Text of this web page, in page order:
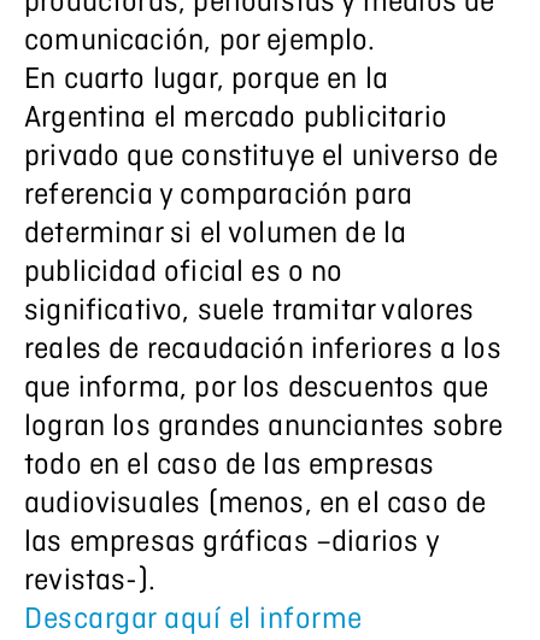
comunicación, por ejemplo.
En cuarto lugar, porque en la
Argentina el mercado publicitario
privado que constituye el universo de
referencia y comparación para
determinar si el volumen de la
publicidad oficial es o no
significativo, suele tramitar valores
reales de recaudación inferiores a los
que informa, por los descuentos que
logran los grandes anunciantes sobre
todo en el caso de las empresas
audiovisuales (menos, en el caso de
las empresas gráficas –diarios y
revistas-).
Descargar aquí el informe